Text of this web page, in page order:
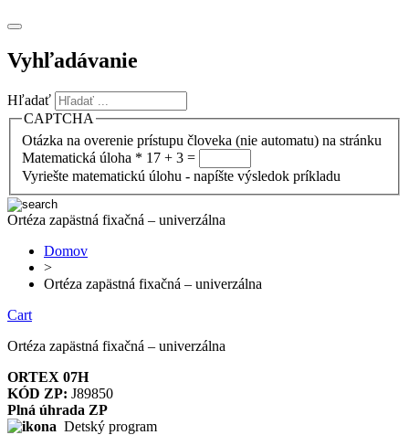
Vyhľadávanie
Hľadať
CAPTCHA
Otázka na overenie prístupu človeka (nie automatu) na stránku
Matematická úloha * 17 + 3 =
Vyriešte matematickú úlohu - napíšte výsledok príkladu
Ortéza zapästná fixačná – univerzálna
Domov
>
Ortéza zapästná fixačná – univerzálna
Cart
Ortéza zapästná fixačná – univerzálna
ORTEX 07H
KÓD ZP: J89850
Plná úhrada ZP
Detský program